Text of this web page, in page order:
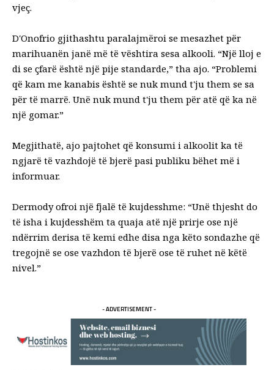
vjeç.
D'Onofrio gjithashtu paralajmëroi se mesazhet për
marihuanën janë më të vështira sesa alkooli. “Një lloj e
di se çfarë është një pije standarde,” tha ajo. “Problemi
që kam me kanabis është se nuk mund t'ju them se sa
për të marrë. Unë nuk mund t'ju them për atë që ka në
një gomar.”
Megjithatë, ajo pajtohet që konsumi i alkoolit ka të
ngjarë të vazhdojë të bjerë pasi publiku bëhet më i
informuar.
Dermody ofroi një fjalë të kujdesshme: “Unë thjesht do
të isha i kujdesshëm ta quaja atë një prirje ose një
ndërrim derisa të kemi edhe disa nga këto sondazhe që
tregojnë se ose vazhdon të bjerë ose të ruhet në këtë
nivel.”
- ADVERTISEMENT -